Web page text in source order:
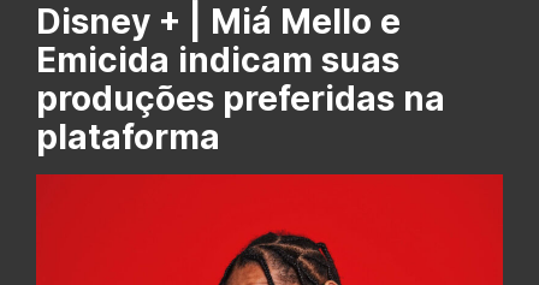
Disney + | Miá Mello e
Emicida indicam suas
produções preferidas na
plataforma